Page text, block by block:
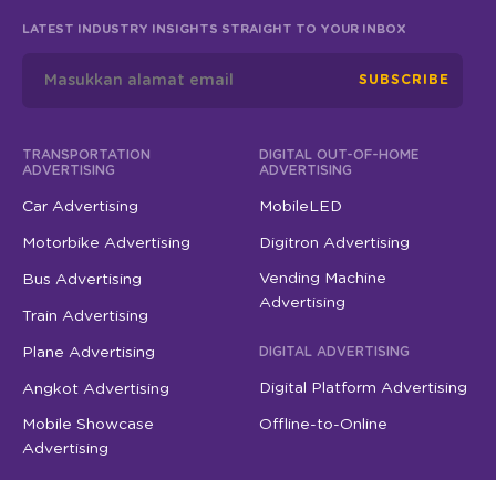
LATEST INDUSTRY INSIGHTS STRAIGHT TO YOUR INBOX
SUBSCRIBE
TRANSPORTATION
ADVERTISING
Car Advertising
Motorbike Advertising
Bus Advertising
Train Advertising
Plane Advertising
Angkot Advertising
Mobile Showcase
Advertising
DIGITAL OUT-OF-HOME
ADVERTISING
MobileLED
Digitron Advertising
Vending Machine
Advertising
DIGITAL ADVERTISING
Digital Platform Advertising
Offline-to-Online